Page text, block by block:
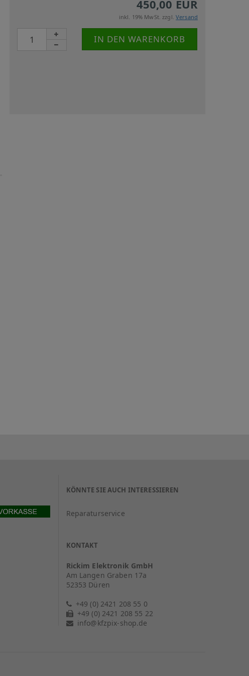
450,00 EUR
inkl. 19% MwSt. zzgl.Versand
KÖNNTE SIE AUCH INTERESSIEREN
Reparaturservice
KONTAKT
Rickim Elektronik GmbH
Am Langen Graben 17a
52353 Düren
+49 (0) 2421 208 55 0
+49 (0) 2421 208 55 22
info@kfzpix-shop.de